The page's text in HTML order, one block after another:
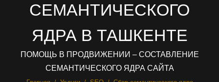
СЕМАНТИЧЕСКОГО
ЯДРА В ТАШКЕНТЕ
ПОМОЩЬ В ПРОДВИЖЕНИИ – СОСТАВЛЕНИЕ
СЕМАНТИЧЕСКОГО ЯДРА САЙТА